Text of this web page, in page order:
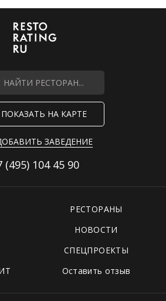
НАЙТИ РЕСТОРАН...
ПОКАЗАТЬ НА КАРТЕ
ЗАВЕДЕНИЕ
(495) 104 45 90
РЕСТОРАНЫ
НОВОСТИ
СПЕЦПРОЕКТЫ
Оставить отзыв